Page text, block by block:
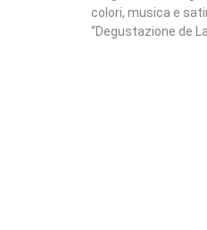
colori, musica e
“Degustazione de